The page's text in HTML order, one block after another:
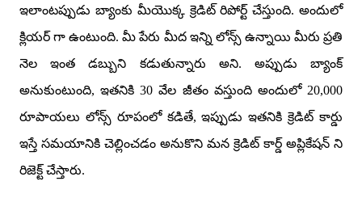
ఇలాంటప్పుడు బ్యాంకు మీయొక్క క్రెడిట్ రిపోర్ట్ చేస్తుంది. అందులో
క్లియర్ గా ఉంటుంది. మీ పేరు మీద ఇన్ని లోన్స్ ఉన్నాయి మీరు ప్రతి
నెల ఇంత డబ్బుని కడుతున్నారు అని. అప్పుడు బ్యాంక్
అనుకుంటుంది,ఇతనికి30వేల జీతం వస్తుంది అందులో 20,000
రూపాయలు లోన్స్ రూపంలో కడితే,ఇప్పుడు ఇతనికి క్రెడిట్ కార్డు
ఇస్తే సమయానికి చెల్లించడం అనుకొని మన క్రెడిట్ కార్డ్ అప్లికేషన్ ని
రిజెక్ట్ చేస్తారు.